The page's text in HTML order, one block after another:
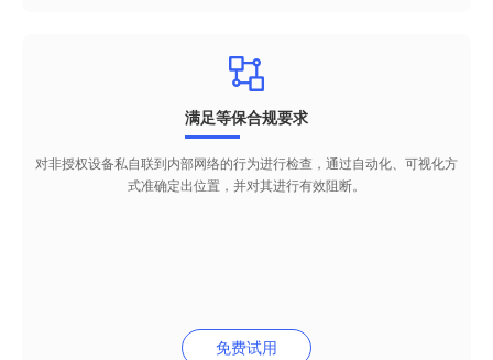
满足等保合规要求
对非授权设备私自联到内部网络的行为进行检查，通过自动化、可视化方
式准确定出位置，并对其进行有效阻断。
免费试用